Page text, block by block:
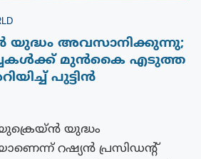
യുദ്ധം അവസാനിക്കുന്നു;
മുൻകൈ എടുത്ത
പുട്ടിൻ
യുദ്ധം
റഷ്യൻ പ്രസിഡന്റ്